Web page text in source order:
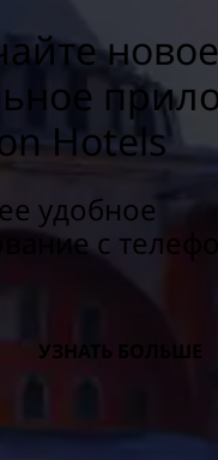
новое
Hotels
удобное
с
УЗНАТЬ БОЛЬШЕ